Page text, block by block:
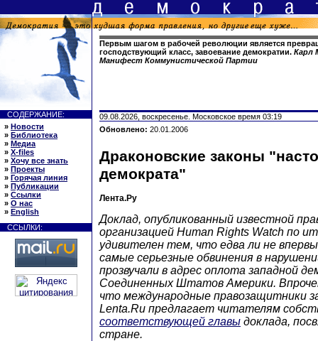
Первым шагом в рабочей революции является
господствующий класс, завоевание демократии. Карл
Манифест Коммунистической Партии
СОДЕРЖАНИЕ:
» Новости
» Библиотека
» Медиа
» X-files
» Хочу все знать
» Проекты
» Горячая линия
» Публикации
» Ссылки
» О нас
» English
ССЫЛКИ:
09.08.2026, воскресенье. Московское время 03:19
Обновлено: 20.01.2006
Драконовские законы
демократа"
Лента.Ру
Доклад, опубликованный известной
организацией Human Rights Watch по
удивителен тем, что едва ли не
самые серьезные обвинения в
прозвучали в адрес оплота западной
Соединенных Штатов Америки.
что международные правозащитники
Lenta.Ru предлагает читателям
соответствующей главы доклада,
стране.